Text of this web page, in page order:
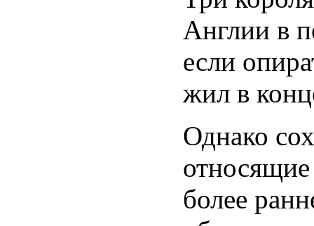
Англии в
если
жил в
Однако
относящие
более